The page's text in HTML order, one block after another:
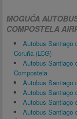
MOGUĆA
COMPOSTELA
Autobus Santiago
Coruña (LCG)
Autobus Santiago
Compostela
Autobus Santiago
Autobus Santiago
Autobus Santiago
Autobus Santiago